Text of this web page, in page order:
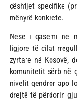
çështjet specifike
mënyrë konkrete.
Nëse i qasemi në
ligjore të cilat
zyrtare në Kosovë,
komunitetit sërb në
nivelit qendror apo
drejtë të përdorin